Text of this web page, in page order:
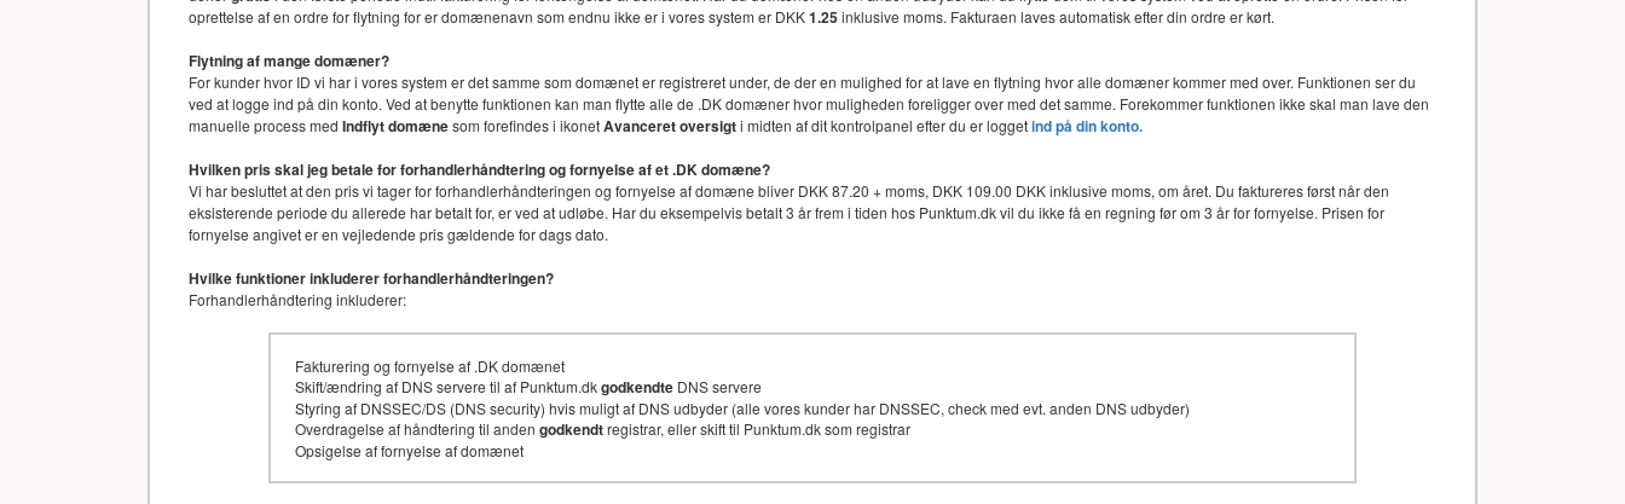
oprettelse af en ordre for flytning for er domænenavn som endnu ikke er i vores system er DKK1.25inklusive moms. Fakturaen laves automatisk efter din ordre er kørt.
Flytning af mange domæner?
For kunder hvor ID vi har i vores system er det samme som domænet er registreret under, de der en mulighed for at lave en flytning hvor alle domæner kommer med over. Funktionen ser du
ved at logge ind på din konto. Ved at benytte funktionen kan man flytte alle de .DK domæner hvor muligheden foreligger over med det samme. Forekommer funktionen ikke skal man lave den
manuelle process med Indflyt domænesom forefindes i ikonetAvanceret oversigti midten af dit kontrolpanel efter du er loggetind på din konto.
Hvilken pris skal jeg betale for forhandlerhåndtering og fornyelse af et .DK domæne?
Vi har besluttet at den pris vi tager for forhandlerhåndteringen og fornyelse af domæne bliver DKK 87.20 + moms, DKK 109.00 DKK inklusive moms, om året. Du faktureres først når den
eksisterende periode du allerede har betalt for, er ved at udløbe. Har du eksempelvis betalt 3 år frem i tiden hos Punktum.dk vil du ikke få en regning før om 3 år for fornyelse. Prisen for
fornyelse angivet er en vejledende pris gældende for dags dato.
Hvilke funktioner inkluderer forhandlerhåndteringen?
Forhandlerhåndtering inkluderer:
Fakturering og fornyelse af .DK domænet
Skift/ændring af DNS servere til af Punktum.dkgodkendte DNS servere
Styring af DNSSEC/DS (DNS security) hvis muligt af DNS udbyder (alle vores kunder har DNSSEC, check med evt. anden DNS udbyder)
Overdragelse af håndtering til anden godkendtregistrar, eller skift til Punktum.dk som registrar
Opsigelse af fornyelse af domænet